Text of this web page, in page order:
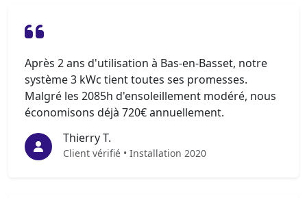
Après 2 ans d'utilisation à Bas-en-Basset, notre
système 3 kWc tient toutes ses promesses.
Malgré les 2085h d'ensoleillement modéré, nous
économisons déjà 720€ annuellement.
Thierry T.
Client vérifié • Installation 2020